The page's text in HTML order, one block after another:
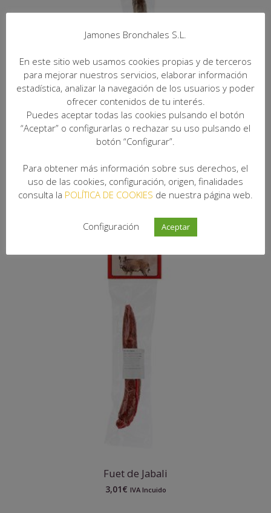
3,69 € IVA Incuido
Fuet de Jabali
3,01€ IVA Incuido
Jamones Bronchales S.L.
En este sitio web usamos cookies propias y de terceros
para mejorar nuestros servicios, elaborar información
estadística, analizar la navegación de los usuarios y poder
ofrecer contenidos de tu interés.
Puedes aceptar todas las cookies pulsando el botón
“Aceptar” o configurarlas o rechazar su uso pulsando el
botón “Configurar”.
Para obtener más información sobre sus derechos, el
uso de las cookies, configuración, origen, finalidades
consulta la POLÍTICA DE COOKIES de nuestra página web.
Configuración Aceptar